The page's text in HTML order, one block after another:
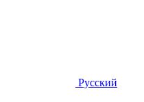
Русский